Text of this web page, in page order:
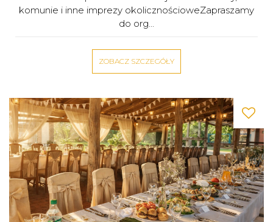
komunie i inne imprezy okolicznościoweZapraszamy
do org...
ZOBACZ SZCZEGÓŁY